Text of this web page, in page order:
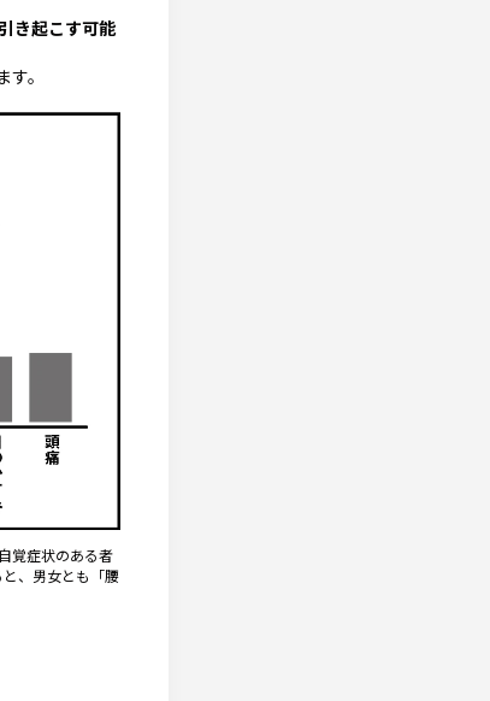
き起こす可能
。
覚症状のある者
、男女とも「腰